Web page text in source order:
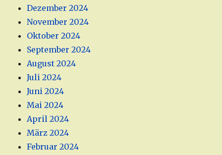
Dezember 2024
November 2024
Oktober 2024
September 2024
August 2024
Juli 2024
Juni 2024
Mai 2024
April 2024
März 2024
Februar 2024